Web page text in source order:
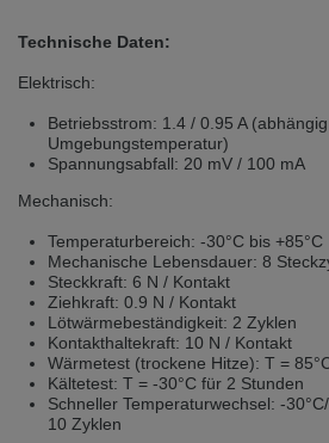
Váš prohlížeč se zdá být v jiném jazyce, než je
verzi?
Přepněte na anglickou verzi Zůstaňte
selected one. This website is also available in
switch to the English version?
Switch to English version
Technische Daten:
Elektrisch:
Betriebsstrom: 1.4 / 0.95 A
Umgebungstemperatur)
Spannungsabfall: 20 mV / 100 mA
Mechanisch:
Temperaturbereich: -30°C bis +85°C
Mechanische Lebensdauer: 8
Steckkraft: 6 N / Kontakt
Ziehkraft: 0.9 N / Kontakt
Lötwärmebeständigkeit: 2 Zyklen
Kontakthaltekraft: 10 N / Kontakt
Wärmetest (trockene Hitze): T =
Kältetest: T = -30°C für 2 Stunden
Schneller Temperaturwechsel: -
10 Zyklen